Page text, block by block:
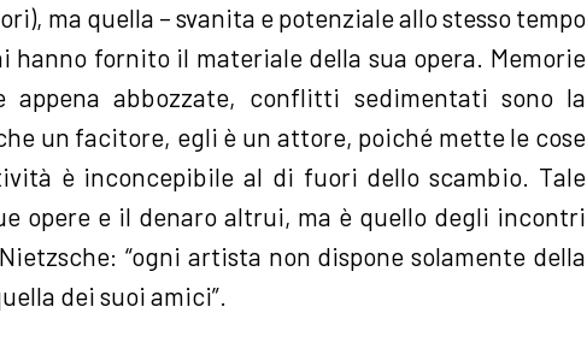
ma quella – svanita e potenziale allo stesso tempo
hanno fornito il materiale della sua opera. Memorie
abbozzate, conflitti sedimentati sono la
un facitore, egli è un attore, poiché mette le cose
è inconcepibile al di fuori dello scambio. Tale
opere e il denaro altrui, ma è quello degli incontri
“ogni artista non dispone solamente della
dei suoi amici”.